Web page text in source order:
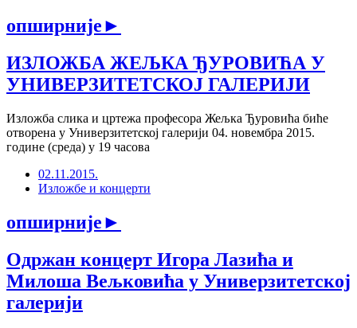
опширније►
ИЗЛОЖБА ЖЕЉКА ЂУРОВИЋА У
УНИВЕРЗИТЕТСКОЈ ГАЛЕРИЈИ
Изложба слика и цртежа професора Жељка Ђуровића биће
отворена у Универзитетској галерији 04. новембра 2015.
године (среда) у 19 часова
02.11.2015.
Изложбе и концерти
опширније►
Одржан концерт Игора Лазића и
Милоша Вељковића у Универзитетској
галерији